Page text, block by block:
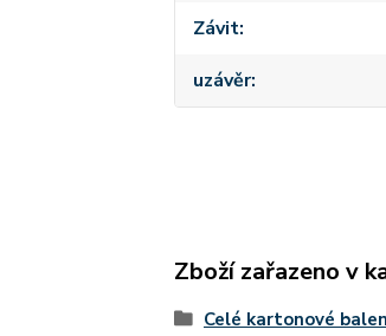
Závit
uzávěr
Zboží zařazeno v
Celé kartonové